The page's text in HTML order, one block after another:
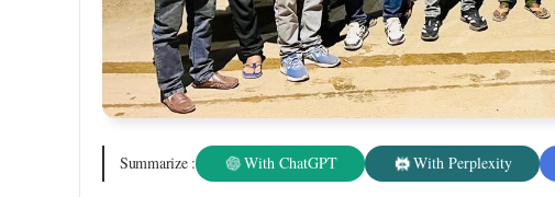
Summarize : With ChatGPT With Perplexity